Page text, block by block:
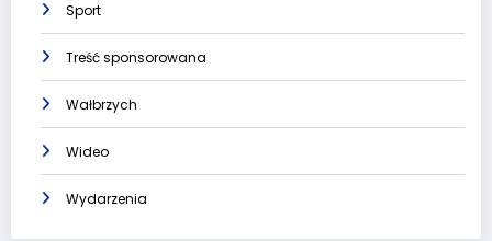
Sport
Treść sponsorowana
Wałbrzych
Wideo
Wydarzenia